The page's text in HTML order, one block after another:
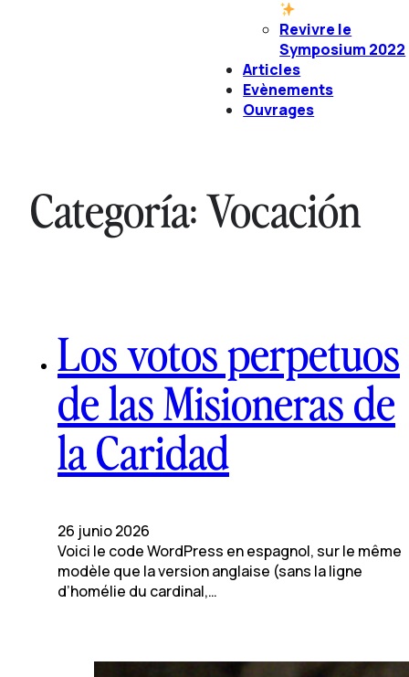
Revivre le
Symposium 2022
Articles
Evènements
Ouvrages
Categoría:Vocación
Los votos perpetuos
de las Misioneras de
la Caridad
26 junio 2026
Voici le code WordPress en espagnol, sur le même
modèle que la version anglaise (sans la ligne
d’homélie du cardinal,…